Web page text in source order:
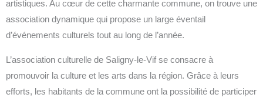
artistiques. Au cœur de cette charmante commune, on trouve une
association dynamique qui propose un large éventail
d’événements culturels tout au long de l’année.
L’association culturelle de Saligny-le-Vif se consacre à
promouvoir la culture et les arts dans la région. Grâce à leurs
efforts, les habitants de la commune ont la possibilité de participer